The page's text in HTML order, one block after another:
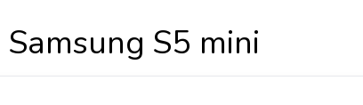
Samsung S5 mini